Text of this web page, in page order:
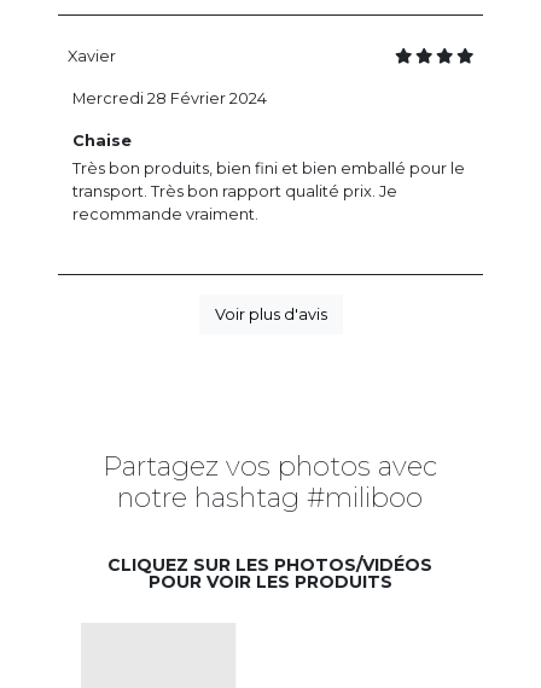
Xavier
Chaise
Très bon produits, bien fini et bien emballé pour le
transport. Très bon rapport qualité prix. Je
recommande vraiment.
Mercredi 28 Février 2024
Voir plus d'avis
Partagez vos photos avec
notre hashtag #miliboo
CLIQUEZ SUR LES PHOTOS/VIDÉOS
POUR VOIR LES PRODUITS